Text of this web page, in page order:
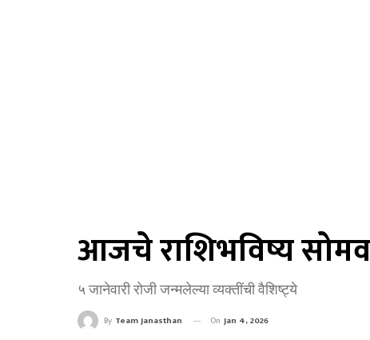
आजचे राशिभविष्य
५ जानेवारी रोजी जन्मलेल्या व्यक्तींची वैशिष्ट्ये
By Team Janasthan On Jan 4, 2026